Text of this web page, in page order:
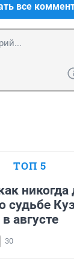
все
ТОП 5
никогда
судьбе
августе
30